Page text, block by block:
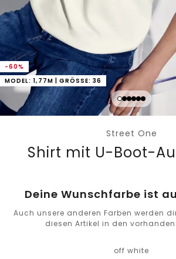
-60%
MODEL: 1,77M | GRÖSSE: 36
Street One
Shirt mit U-Boot-
Deine Wunschfarbe ist
Auch unsere anderen Farben werden
diesen Artikel in den
off white